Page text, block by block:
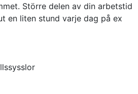
Större delen av din arbetstid
en liten stund varje dag på ex